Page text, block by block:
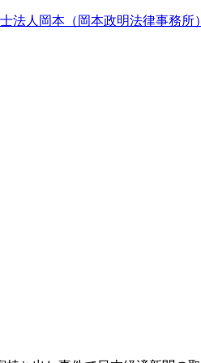
法人岡本（岡本政明法律事務所